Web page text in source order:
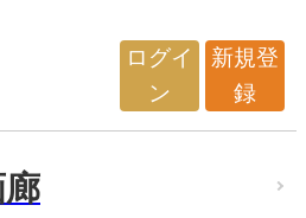
ログイ
ン
新規登
録